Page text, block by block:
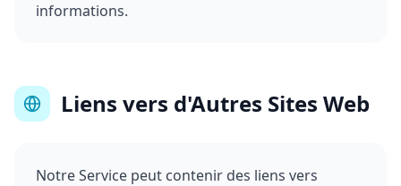
informations.
Liens vers d'Autres Sites Web
Notre Service peut contenir des liens vers